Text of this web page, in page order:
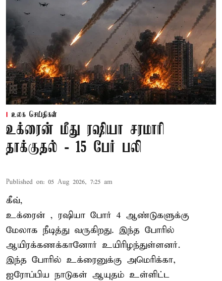
உலக செய்திகள்
உக்ரைன் மீது ரஷியா சரமாரி
தாக்குதல் - 15 பேர் பலி
Published on: 05 Aug 2026, 7:25 am
கீவ்,
உக்ரைன் , ரஷியா போர் 4 ஆண்டுகளுக்கு
மேலாக நீடித்து வருகிறது. இந்த போரில்
ஆயிரக்கணக்கானோர் உயிரிழந்துள்ளனர்.
இந்த போரில் உக்ரைனுக்கு அமெரிக்கா,
ஐரோப்பிய நாடுகள் ஆயுதம் உள்ளிட்ட